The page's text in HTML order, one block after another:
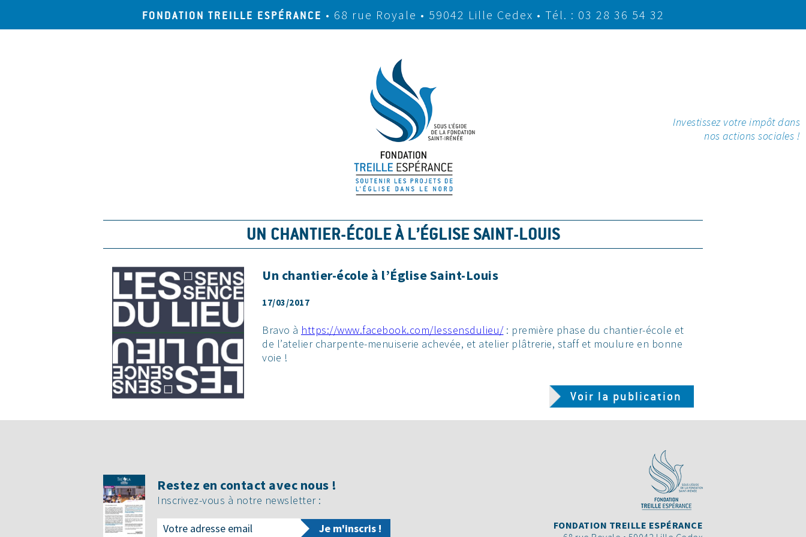
FONDATION TREILLE ESPÉRANCE • 68 rue Royale • 59042 Lille Cedex • Tél. : 03 28 36 54 32
Investissez votre impôt dans
nos actions sociales !
UN CHANTIER-ÉCOLE À L’ÉGLISE SAINT-LOUIS
Un chantier-école à l’Église Saint-Louis
17/03/2017
Bravo à https://www.facebook.com/lessensdulieu/: première phase du chantier-école et
de l’atelier charpente-menuiserie achevée, et atelier plâtrerie, staff et moulure en bonne
voie !
Voir la publication
Restez en contact avec nous !
Inscrivez-vous à notre newsletter :
FONDATION TREILLE ESPÉRANCE